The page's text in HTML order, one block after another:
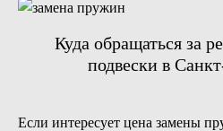
Куда обращаться за
подвески в
Если интересует цена замены